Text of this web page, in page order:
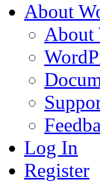
About
About
Log In
Register